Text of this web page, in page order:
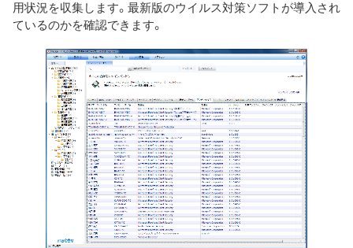
用状況を収集します。最新版のウイルス対策ソフトが導入され
ているのかを確認できます。